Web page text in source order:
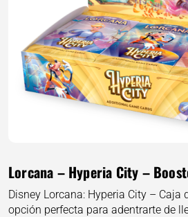
Lorcana – Hyperia City –
Disney Lorcana: Hyperia City – Caja
opción perfecta para adentrarte de